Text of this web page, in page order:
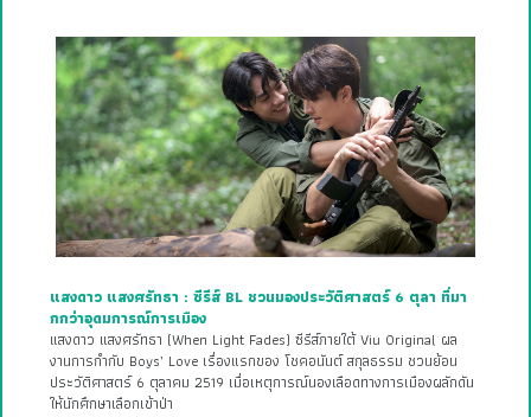
แสงดาว แสงศรัทธา : ซีรีส์ BL ชวนมองประวัติศาสตร์ 6 ตุลา ที่มา
กกว่าอุดมการณ์การเมือง
แสงดาว แสงศรัทธา (When Light Fades) ซีรีส์ภายใต้ Viu Original ผล
งานการกำกับ Boys’ Love เรื่องแรกของ โชคอนันต์ สกุลธรรม ชวนย้อน
ประวัติศาสตร์ 6 ตุลาคม 2519 เมื่อเหตุการณ์นองเลือดทางการเมืองผลักดัน
ให้นักศึกษาเลือกเข้าป่า